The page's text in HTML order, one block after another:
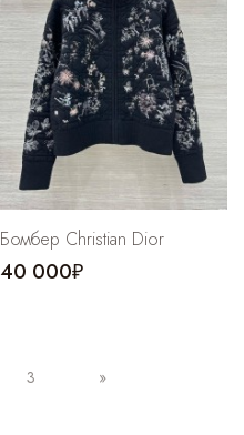
Бомбер Christian Dior
40 000₽
3 »